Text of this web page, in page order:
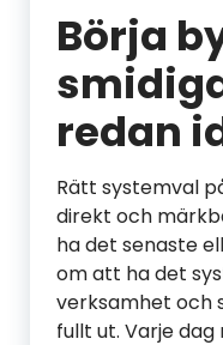
Börja
redan
Rätt systemval
direkt och
ha det senaste
om att ha det
verksamhet och
fullt ut. Varje